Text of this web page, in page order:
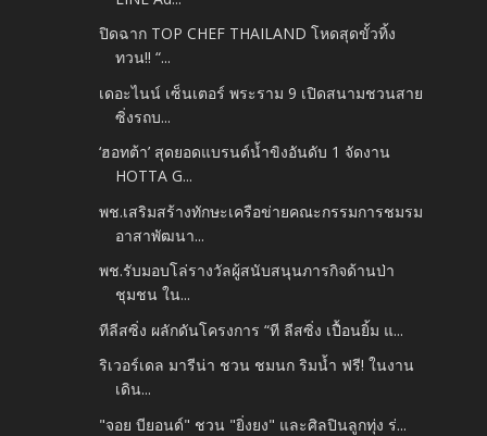
ปิดฉาก TOP CHEF THAILAND โหดสุดขั้วทิ้ง
ทวน!! “...
เดอะไนน์ เซ็นเตอร์ พระราม 9 เปิดสนามชวนสาย
ซิ่งรถบ...
‘ฮอทต้า’ สุดยอดแบรนด์น้ำขิงอันดับ 1 จัดงาน
HOTTA G...
พช.เสริมสร้างทักษะเครือข่ายคณะกรรมการชมรม
อาสาพัฒนา...
พช.รับมอบโล่รางวัลผู้สนับสนุนภารกิจด้านป่า
ชุมชน ใน...
ทีลีสซิ่ง ผลักดันโครงการ “ที ลีสซิ่ง เปื้อนยิ้ม แ...
ริเวอร์เดล มารีน่า ชวน ชมนก ริมน้ำ ฟรี! ในงาน
เดิน...
"จอย​ บียอนด์" ชวน​ ​"ยิ่งยง" และศิลปินลูกทุ่ง​ ร่...